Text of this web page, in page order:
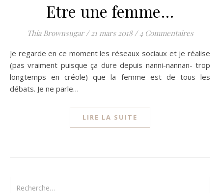
Etre une femme…
Thia Brownsugar / 21 mars 2018 / 4 Commentaires
Je regarde en ce moment les réseaux sociaux et je réalise
(pas vraiment puisque ça dure depuis nanni-nannan- trop
longtemps en créole) que la femme est de tous les
débats. Je ne parle…
LIRE LA SUITE